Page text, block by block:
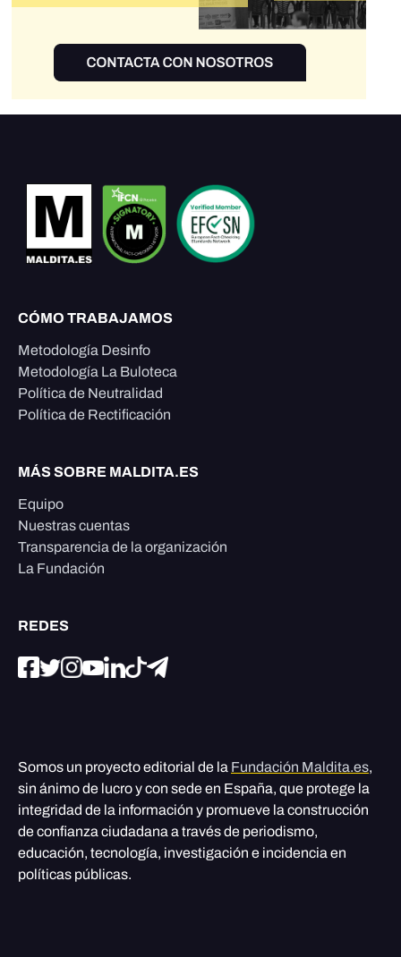
CÓMO TRABAJAMOS
Metodología Desinfo
Metodología La Buloteca
Política de Neutralidad
Política de Rectificación
MÁS SOBRE MALDITA.ES
Equipo
Nuestras cuentas
Transparencia de la organización
La Fundación
REDES
Somos un proyecto editorial de la Fundación Maldita.es,
sin ánimo de lucro y con sede en España, que protege la
integridad de la información y promueve la construcción
de confianza ciudadana a través de periodismo,
educación, tecnología, investigación e incidencia en
políticas públicas.